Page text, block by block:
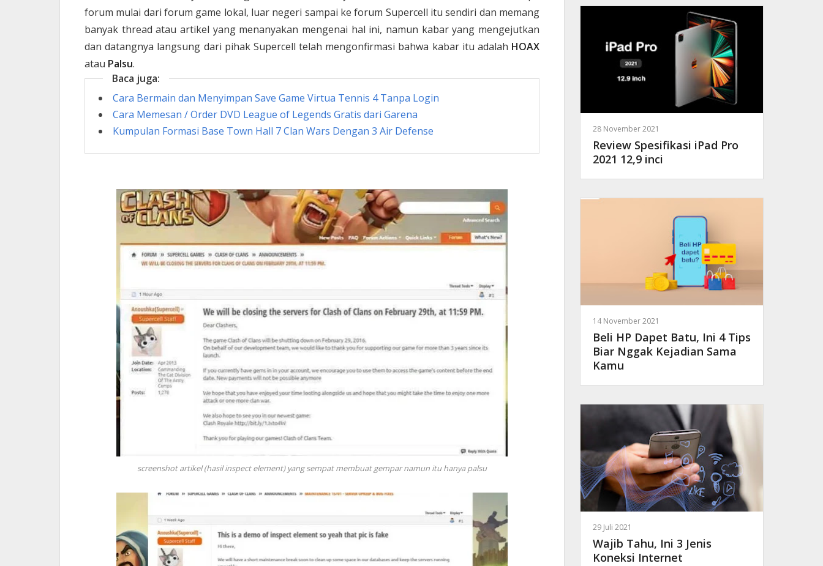
forum mulai dari forum game lokal, luar negeri sampai ke forum Supercell itu sendiri dan memang
banyak thread atau artikel yang menanyakan mengenai hal ini, namun kabar yang mengejutkan
dan datangnya langsung dari pihak Supercell telah mengonfirmasi bahwa kabar itu adalah HOAX
atau Palsu.
Baca juga:
Cara Bermain dan Menyimpan Save Game Virtua Tennis 4 Tanpa Login
Cara Memesan / Order DVD League of Legends Gratis dari Garena
Kumpulan Formasi Base Town Hall 7 Clan Wars Dengan 3 Air Defense
screenshot artikel (hasil inspect element) yang sempat membuat gempar namun itu hanya palsu
28 November 2021
Review Spesifikasi iPad Pro
2021 12,9 inci
14 November 2021
Beli HP Dapet Batu, Ini 4 Tips
Biar Nggak Kejadian Sama
Kamu
29 Juli 2021
Wajib Tahu, Ini 3 Jenis
Koneksi Internet